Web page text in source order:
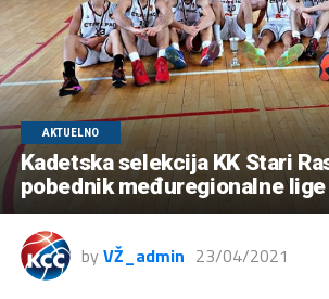
AKTUELNO
Kadetska selekcija KK Stari
pobednik međuregionalne lige
by VŽ_admin 23/04/2021